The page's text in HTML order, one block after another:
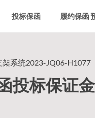
投标保函 履约保函
系统2023-JQ06-H1077
投标保证